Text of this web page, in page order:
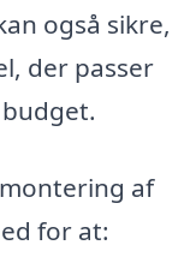
også sikre,
der passer
af
for at: